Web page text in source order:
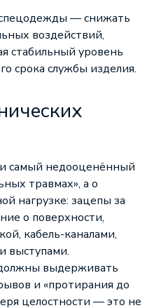
— снижать
воздействий,
стабильный уровень
срока службы изделия.
самый недооценённый
травмах», а о
нагрузке: зацепы за
о поверхности,
кабель-каналами,
выступами.
выдерживать
и «протирания до
целостности — это не